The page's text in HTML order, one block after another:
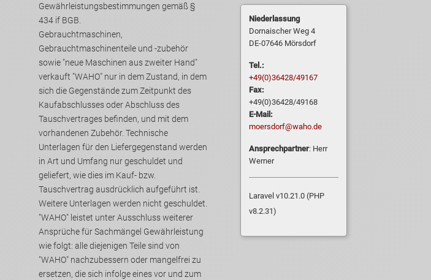
Gewährleistungsbestimmungen gemäß §
434 if BGB.
Gebrauchtmaschinen,
Gebrauchtmaschinenteile und -zubehör
sowie "neue Maschinen aus zweiter Hand"
verkauft "WAHO" nur in dem Zustand, in dem
sich die Gegenstände zum Zeitpunkt des
Kaufabschlusses oder Abschluss des
Tauschvertrages befinden, und mit dem
vorhandenen Zubehör. Technische
Unterlagen für den Liefergegenstand werden
in Art und Umfang nur geschuldet und
geliefert, wie dies im Kauf- bzw.
Tauschvertrag ausdrücklich aufgeführt ist.
Weitere Unterlagen werden nicht geschuldet.
"WAHO" leistet unter Ausschluss weiterer
Ansprüche für Sachmängel Gewährleistung
wie folgt: alle diejenigen Teile sind von
"WAHO" nachzubessern oder mangelfrei zu
ersetzen, die sich infolge eines vor und zum
Niederlassung
Dornaischer Weg 4
DE-07646 Mörsdorf
Tel.:
+49(0)36428/49167
Fax:
+49(0)36428/49168
E-Mail:
moersdorf@waho.de
Ansprechpartner: Herr
Werner
Laravel v10.21.0 (PHP
v8.2.31)